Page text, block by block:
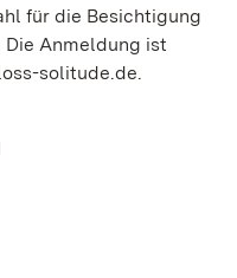
für die Besichtigung
Die Anmeldung ist
solitude.de.